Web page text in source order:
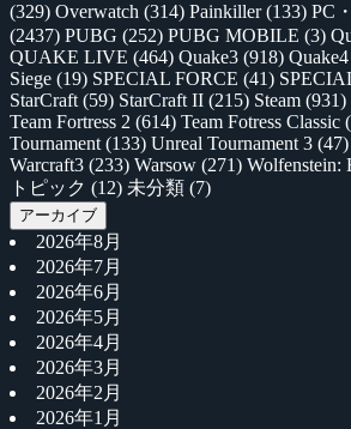
(329) Overwatch (314) Painkiller(133) PC
(2437) PUBG (252) PUBG MOBILE (3)
QUAKE LIVE (464) Quake3 (918) Quake4
Siege (19) SPECIAL FORCE (41)
StarCraft (59) StarCraft II (215) Steam (931)
Team Fortress 2 (614) Team Fotress Classic
Tournament (133) Unreal Tournament 3 (47)
Warcraft3 (233) Warsow (271) Wolfenstein:
トピック (12) 未分類 (7)
アーカイブ
2026年8月
2026年7月
2026年6月
2026年5月
2026年4月
2026年3月
2026年2月
2026年1月